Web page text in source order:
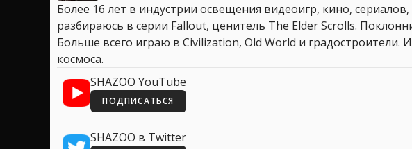
Более 16 лет в индустрии освещения видеоигр, кино,
разбираюсь в серии Fallout, ценитель The Elder Scrolls.
Больше всего играю в Civilization, Old World и градостроители.
космоса.
SHAZOO YouTube
ПОДПИСАТЬСЯ
SHAZOO в Twitter